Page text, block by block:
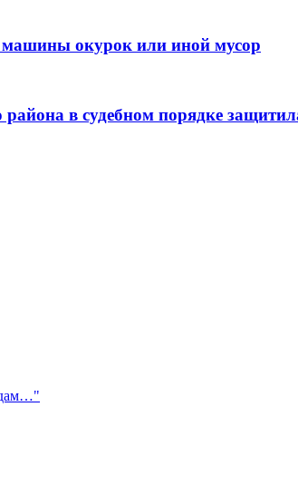
окурок или иной мусор
в судебном порядке